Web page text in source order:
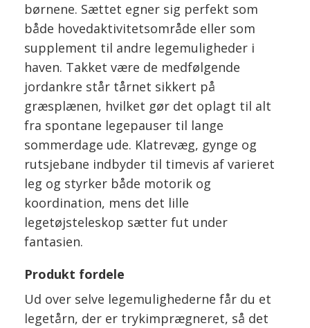
børnene. Sættet egner sig perfekt som
både hovedaktivitetsområde eller som
supplement til andre legemuligheder i
haven. Takket være de medfølgende
jordankre står tårnet sikkert på
græsplænen, hvilket gør det oplagt til alt
fra spontane legepauser til lange
sommerdage ude. Klatrevæg, gynge og
rutsjebane indbyder til timevis af varieret
leg og styrker både motorik og
koordination, mens det lille
legetøjsteleskop sætter fut under
fantasien.
Produkt fordele
Ud over selve legemulighederne får du et
legetårn, der er trykimprægneret, så det